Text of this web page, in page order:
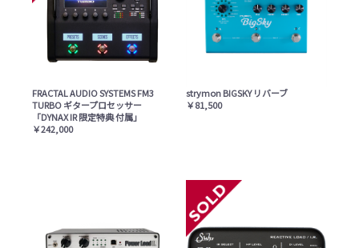
FRACTAL AUDIO SYSTEMS FM3
TURBO ギタープロセッサー
「DYNAX IR 限定特典 付属」
￥242,000
strymon BIGSKY リバーブ
￥81,500